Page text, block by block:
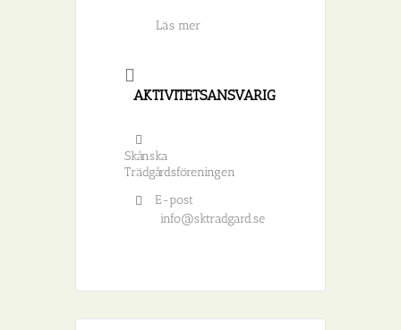
Läs mer
AKTIVITETSANSVARIG
Skånska
Trädgårdsföreningen
E-post
info@sktradgard.se